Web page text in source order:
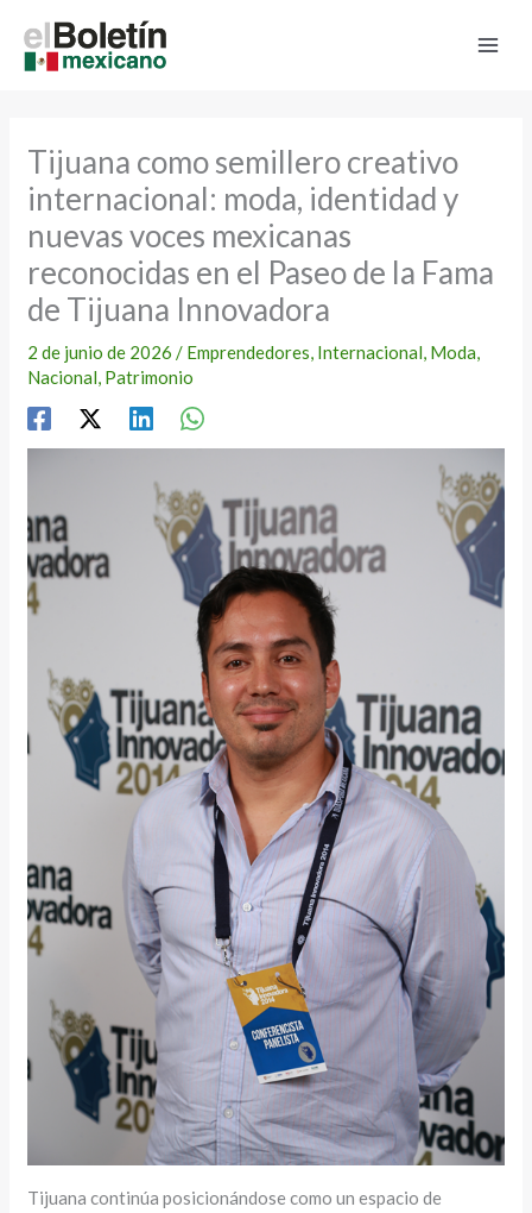
contenido
Tijuana como semillero creativo
internacional: moda, identidad y
nuevas voces mexicanas
reconocidas en el Paseo de la Fama
de Tijuana Innovadora
2 de junio de 2026/ Emprendedores, Internacional, Moda,
Nacional, Patrimonio
Tijuana continúa posicionándose como un espacio de